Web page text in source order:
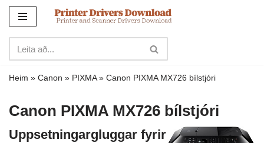
yfir
í
innihald
Heim » Canon » PIXMA» Canon PIXMA MX726 bílstjóri
Canon PIXMA MX726 bílstjóri
Uppsetningargluggar fyrir